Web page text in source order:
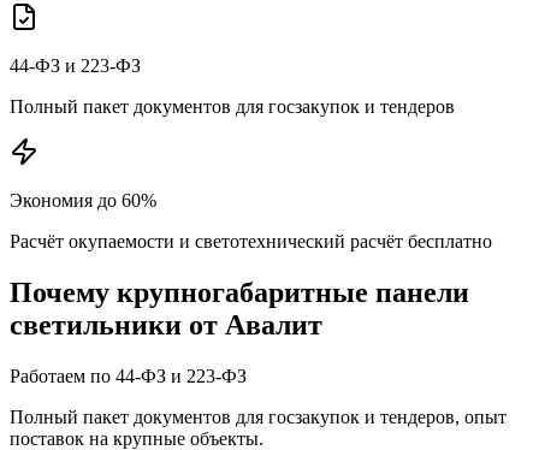
44-ФЗ и 223-ФЗ
Полный пакет документов для госзакупок и тендеров
Экономия до 60%
Расчёт окупаемости и светотехнический расчёт бесплатно
Почему крупногабаритные панели
светильники от Авалит
Работаем по 44-ФЗ и 223-ФЗ
Полный пакет документов для госзакупок и тендеров, опыт
поставок на крупные объекты.